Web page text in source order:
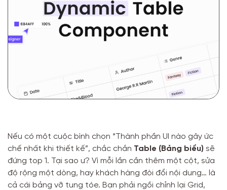
Nếu có một cuộc bình chọn “Thành phần UI nào gây ức
chế nhất khi thiết kế”, chắc chắn Table (Bảng biểu) sẽ
đứng top 1. Tại sao ư? Vì mỗi lần cần thêm một cột, sửa
độ rộng một dòng, hay khách hàng đòi đổi nội dung… là
cả cái bảng vỡ tung tóe. Bạn phải ngồi chỉnh lại Grid,